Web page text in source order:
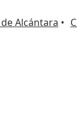
Alcántara